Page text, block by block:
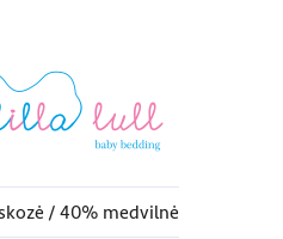
/ 40% medvilnė